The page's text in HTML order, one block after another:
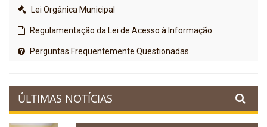
Lei Orgânica Municipal
Regulamentação da Lei de Acesso à Informação
Perguntas Frequentemente Questionadas
ÚLTIMAS NOTÍCIAS